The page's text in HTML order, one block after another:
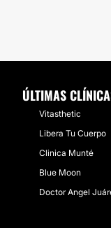
ÚLTIMAS
Vitasthetic
Libera Tu Cuerpo
Clinica Munté
Blue Moon
Doctor Angel